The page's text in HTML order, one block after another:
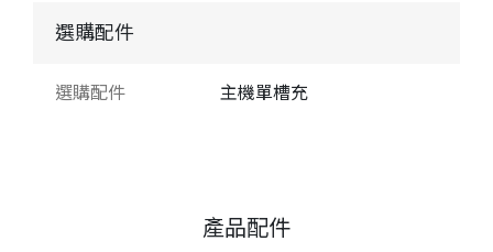
選購配件
選購配件 主機單槽充
產品配件